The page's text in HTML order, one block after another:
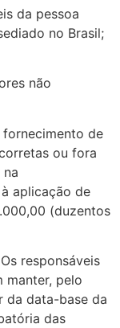
da pessoa
no Brasil;
não
de
ou fora
aplicação de
(duzentos
Os responsáveis
manter, pelo
da data-base da
das